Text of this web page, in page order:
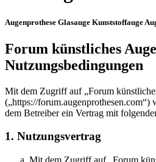
Augenprothese Glasauge Kunststoffauge
Forum künstliches
Nutzungsbedingungen
Mit dem Zugriff auf „Forum
(„https://forum.augenprothesen.com“)
dem Betreiber ein Vertrag mit
1. Nutzungsvertrag